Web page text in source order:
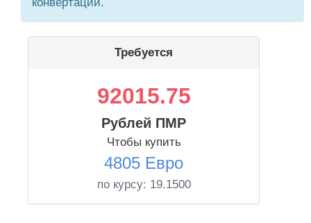
Требуется
92015.75
Рублей ПМР
Чтобы купить
4805 Евро
по курсу: 19.1500